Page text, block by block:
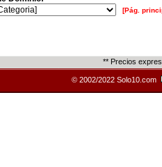
[Pág.
** Precios
© 2002/2022 Solo10.com